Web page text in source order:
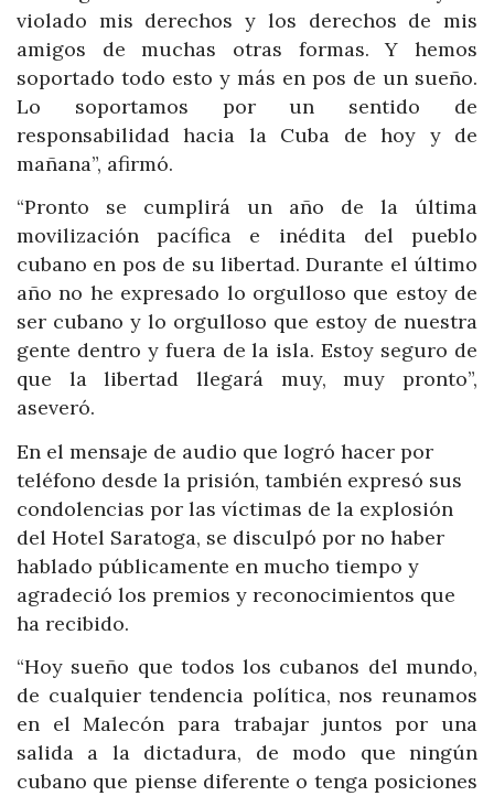
violado mis derechos y los derechos de mis
amigos de muchas otras formas. Y hemos
soportado todo esto y más en pos de un sueño.
Lo soportamos por un sentido de
responsabilidad hacia la Cuba de hoy y de
mañana”, afirmó.
“Pronto se cumplirá un año de la última
movilización pacífica e inédita del pueblo
cubano en pos de su libertad. Durante el último
año no he expresado lo orgulloso que estoy de
ser cubano y lo orgulloso que estoy de nuestra
gente dentro y fuera de la isla. Estoy seguro de
que la libertad llegará muy, muy pronto”,
aseveró.
En el mensaje de audio que logró hacer por
teléfono desde la prisión, también expresó sus
condolencias por las víctimas de la explosión
del Hotel Saratoga, se disculpó por no haber
hablado públicamente en mucho tiempo y
agradeció los premios y reconocimientos que
ha recibido.
“Hoy sueño que todos los cubanos del mundo,
de cualquier tendencia política, nos reunamos
en el Malecón para trabajar juntos por una
salida a la dictadura, de modo que ningún
cubano que piense diferente o tenga posiciones